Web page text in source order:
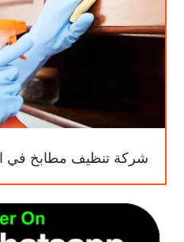
شركة تنظيف مطابخ في ام